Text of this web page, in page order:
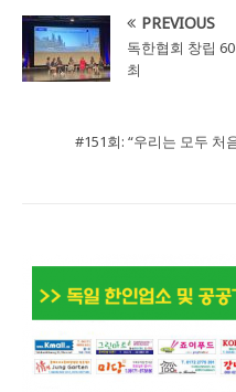
PREVIOUS
독한협회 창립
최
#151회: “우리는 모두 처